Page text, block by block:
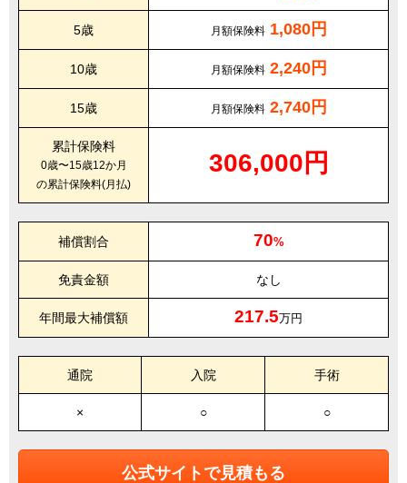
5歳 月額保険料 1,080円
10歳 月額保険料 2,240円
15歳 月額保険料 2,740円
累計保険料
0歳〜15歳12か月
の累計保険料(月払)
306,000円
補償割合 70%
免責金額 なし
年間最大補償額 217.5万円
通院 入院 手術
× ○ ○
公式サイトで見積もる